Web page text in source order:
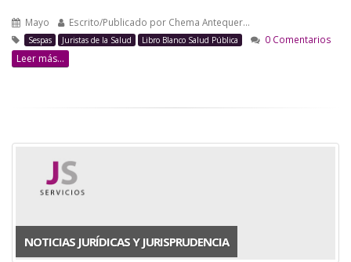
Mayo Escrito/Publicado por Chema Antequer…
Sespas Juristas de la Salud Libro Blanco Salud Pública 0 Comentarios
Leer más...
NOTICIAS JURÍDICAS Y JURISPRUDENCIA